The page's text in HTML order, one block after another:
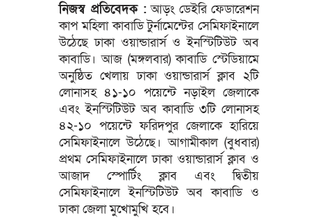
নিজস্ব প্রতিবেদক :আড়ং ডেইরি ফেডারেশন
কাপ মহিলা কাবাডি টুর্নামেন্টের সেমিফাইনালে
উঠেছে ঢাকা ওয়ান্ডারার্স ও ইনস্টিটিউট অব
কাবাডি। আজ (মঙ্গলবার) কাবাডি স্টেডিয়ামে
অনুষ্ঠিত খেলায় ঢাকা ওয়ান্ডারার্স ক্লাব ২টি
লোনাসহ ৪১-১০ পয়েন্টে নড়াইল জেলাকে
এবং ইনস্টিটিউট অব কাবাডি ৩টি লোনাসহ
৪২-১০ পয়েন্টে ফরিদপুর জেলাকে হারিয়ে
সেমিফাইনালে উঠেছে। আগামীকাল (বুধবার)
প্রথম সেমিফাইনালে ঢাকা ওয়ান্ডারার্স ক্লাব ও
আজাদ স্পোর্টিং ক্লাব এবং দ্বিতীয়
সেমিফাইনালে ইনস্টিটিউট অব কাবাডি ও
ঢাকা জেলা মুখোমুখি হবে।